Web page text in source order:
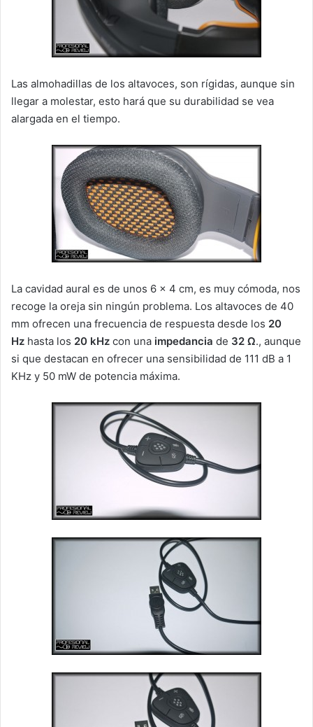
Las almohadillas de los altavoces, son rígidas, aunque sin
llegar a molestar, esto hará que su durabilidad se vea
alargada en el tiempo.
La cavidad aural es de unos 6 x 4 cm, es muy cómoda, nos
recoge la oreja sin ningún problema. Los altavoces de 40
mm ofrecen una frecuencia de respuesta desde los 20
Hz hasta los 20 kHz con una impedancia de 32 Ω., aunque
si que destacan en ofrecer una sensibilidad de 111 dB a 1
KHz y 50 mW de potencia máxima.